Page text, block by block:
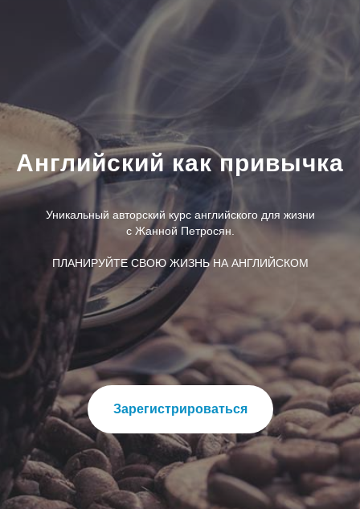
Английский как привычка
Уникальный авторский курс английского для жизни
c Жанной Петросян.
ПЛАНИРУЙТЕ СВОЮ ЖИЗНЬ НА АНГЛИЙСКОМ
Зарегистрироваться